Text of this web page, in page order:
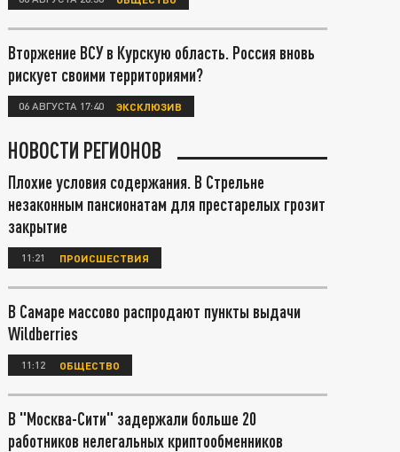
Вторжение ВСУ в Курскую область. Россия вновь
рискует своими территориями?
06 АВГУСТА 17:40 ЭКСКЛЮЗИВ
НОВОСТИ РЕГИОНОВ
Плохие условия содержания. В Стрельне
незаконным пансионатам для престарелых грозит
закрытие
11:21 ПРОИСШЕСТВИЯ
В Самаре массово распродают пункты выдачи
Wildberries
11:12 ОБЩЕСТВО
В "Москва-Сити" задержали больше 20
работников нелегальных криптообменников